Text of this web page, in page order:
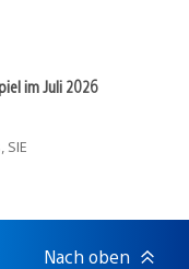
im Juli 2026
Nach oben